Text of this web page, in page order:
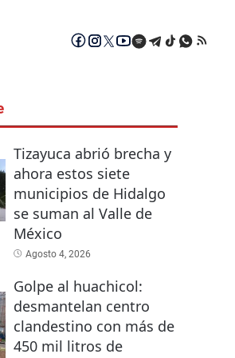
Tizayuca abrió brecha y
ahora estos siete
municipios de Hidalgo
se suman al Valle de
México
Agosto 4, 2026
Golpe al huachicol:
desmantelan centro
clandestino con más de
450 mil litros de